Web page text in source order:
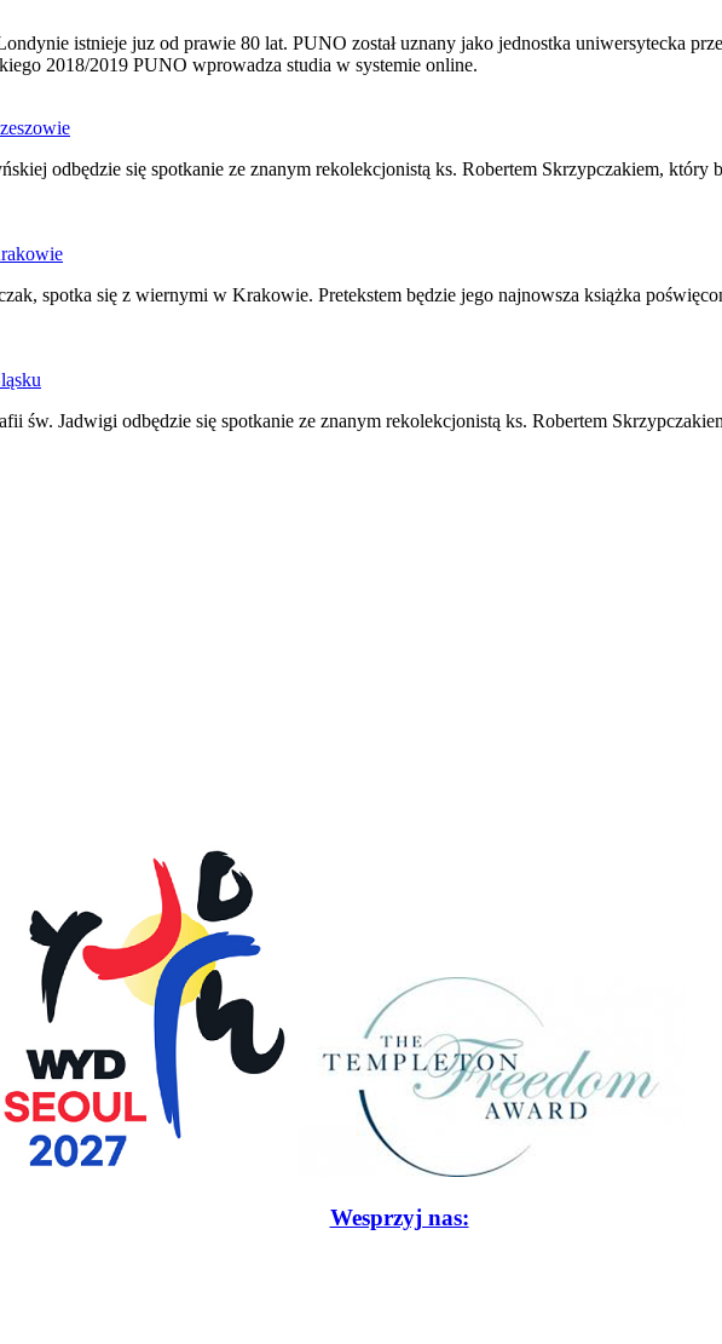
istnieje juz od prawie 80 lat. PUNO został uznany jako jednostka uniwersytecka
2018/2019 PUNO wprowadza studia w systemie online.
odbędzie się spotkanie ze znanym rekolekcjonistą ks. Robertem Skrzypczakiem, który
spotka się z wiernymi w Krakowie. Pretekstem będzie jego najnowsza książka
św. Jadwigi odbędzie się spotkanie ze znanym rekolekcjonistą ks. Robertem
Wesprzyj nas: